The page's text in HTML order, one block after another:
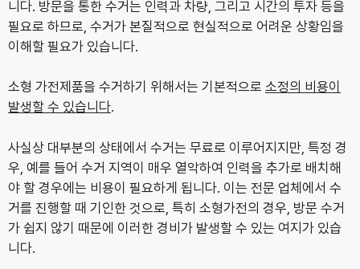
니다. 방문을 통한 수거는 인력과 차량, 그리고 시간의 투자 등을
필요로 하므로, 수거가 본질적으로 현실적으로 어려운 상황임을
이해할 필요가 있습니다.
소형 가전제품을 수거하기 위해서는 기본적으로 소정의 비용이
발생할 수 있습니다.
사실상 대부분의 상태에서 수거는 무료로 이루어지지만, 특정 경
우, 예를 들어 수거 지역이 매우 열악하여 인력을 추가로 배치해
야 할 경우에는 비용이 필요하게 됩니다. 이는 전문 업체에서 수
거를 진행할 때 기인한 것으로, 특히 소형가전의 경우, 방문 수거
가 쉽지 않기 때문에 이러한 경비가 발생할 수 있는 여지가 있습
니다.